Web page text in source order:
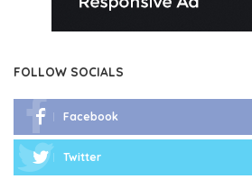
FOLLOW SOCIALS
Facebook
Twitter